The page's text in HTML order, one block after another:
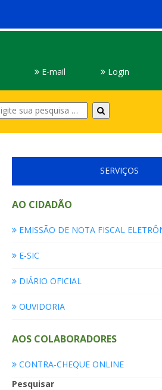
E-mail Login
Digite
sua
pesquisa
SERVIÇOS
AO CIDADÃO
EMISSÃO DE NOTA FISCAL
E-SIC
DIÁRIO OFICIAL
OUVIDORIA
AOS COLABORADORES
CONTRA-CHEQUE ONLINE
Pesquisar